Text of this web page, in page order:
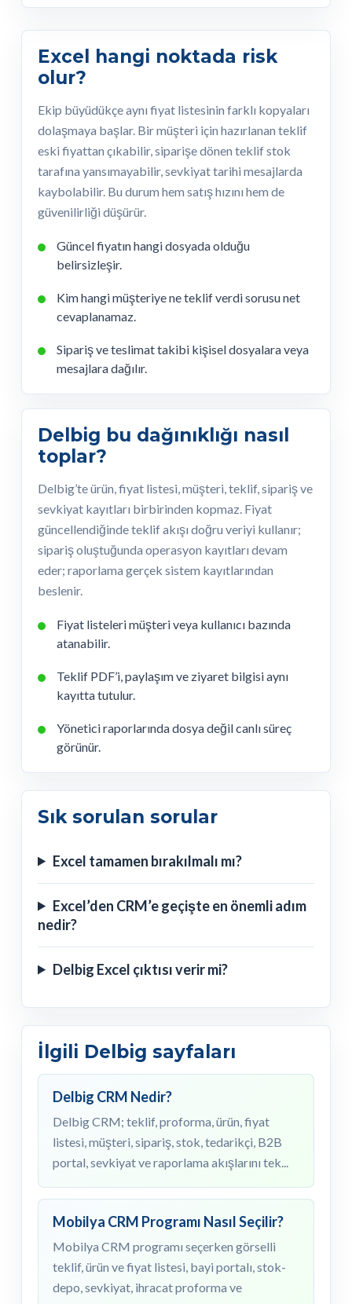
Excel hangi noktada risk
olur?
Ekip büyüdükçe aynı fiyat listesinin farklı kopyaları
dolaşmaya başlar. Bir müşteri için hazırlanan teklif
eski fiyattan çıkabilir, siparişe dönen teklif stok
tarafına yansımayabilir, sevkiyat tarihi mesajlarda
kaybolabilir. Bu durum hem satış hızını hem de
güvenilirliği düşürür.
Güncel fiyatın hangi dosyada olduğu
belirsizleşir.
Kim hangi müşteriye ne teklif verdi sorusu net
cevaplanamaz.
Sipariş ve teslimat takibi kişisel dosyalara veya
mesajlara dağılır.
Delbig bu dağınıklığı nasıl
toplar?
Delbig’te ürün, fiyat listesi, müşteri, teklif, sipariş ve
sevkiyat kayıtları birbirinden kopmaz. Fiyat
güncellendiğinde teklif akışı doğru veriyi kullanır;
sipariş oluştuğunda operasyon kayıtları devam
eder; raporlama gerçek sistem kayıtlarından
beslenir.
Fiyat listeleri müşteri veya kullanıcı bazında
atanabilir.
Teklif PDF’i, paylaşım ve ziyaret bilgisi aynı
kayıtta tutulur.
Yönetici raporlarında dosya değil canlı süreç
görünür.
Sık sorulan sorular
Excel tamamen bırakılmalı mı?
Excel’den CRM’e geçişte en önemli adım
nedir?
Delbig Excel çıktısı verir mi?
İlgili Delbig sayfaları
Delbig CRM Nedir?
Delbig CRM; teklif, proforma, ürün, fiyat
listesi, müşteri, sipariş, stok, tedarikçi, B2B
portal, sevkiyat ve raporlama akışlarını tek...
Mobilya CRM Programı Nasıl Seçilir?
Mobilya CRM programı seçerken görselli
teklif, ürün ve fiyat listesi, bayi portalı, stok-
depo, sevkiyat, ihracat proforma ve